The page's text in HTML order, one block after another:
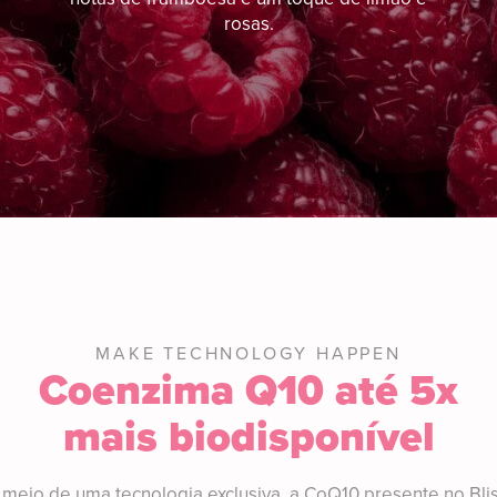
rosas.
MAKE TECHNOLOGY HAPPEN
Coenzima Q10 até 5x
mais biodisponível